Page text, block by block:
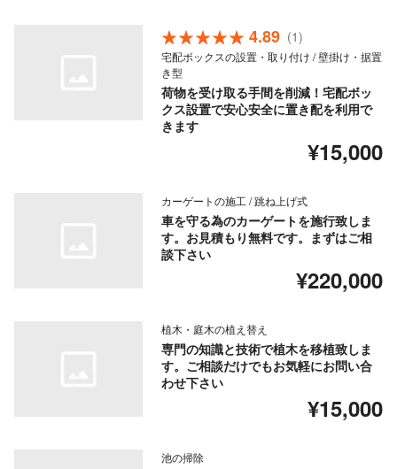
4.89 (1)
宅配ボックスの設置・取り付け / 壁掛け・据置
き型
荷物を受け取る手間を削減！宅配ボッ
クス設置で安心安全に置き配を利用で
きます
¥15,000
カーゲートの施工 / 跳ね上げ式
車を守る為のカーゲートを施行致しま
す。お見積もり無料です。まずはご相
談下さい
¥220,000
植木・庭木の植え替え
専門の知識と技術で植木を移植致しま
す。ご相談だけでもお気軽にお問い合
わせ下さい
¥15,000
池の掃除